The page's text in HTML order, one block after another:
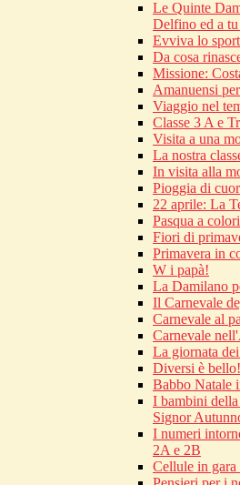
Le Quinte
Delfino ed a
Evviva lo
Da cosa
Missione:
Amanuensi
Viaggio nel
Classe 3 A e
Visita a una
La nostra
In visita alla
Pioggia di
22 aprile: La
Pasqua a
Fiori di
Primavera in
W i papà!
La Damilano
Il Carnevale
Carnevale al
Carnevale
La giornata
Diversi è
Babbo Natale
I bambini
Signor
I numeri
2A e 2B
Cellule in